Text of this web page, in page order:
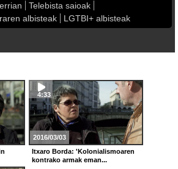
Telebista saioak
albisteak
LGTBI+ albisteak
2016/03/03
4:33
Itxaro Borda: 'Kolonialismoaren
kontrako armak eman...